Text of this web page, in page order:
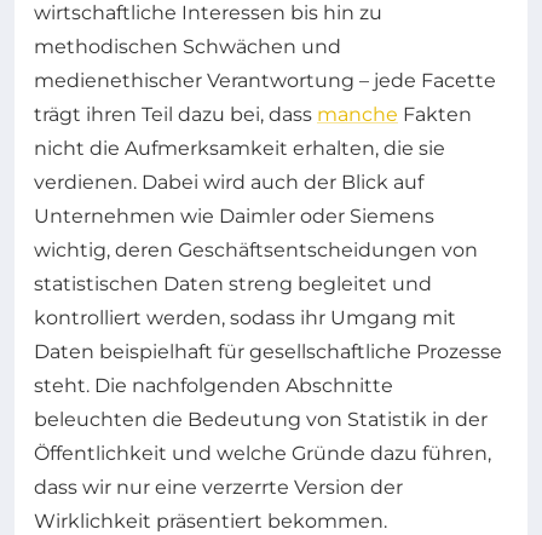
wirtschaftliche Interessen bis hin zu
methodischen Schwächen und
medienethischer Verantwortung – jede Facette
trägt ihren Teil dazu bei, dass manche Fakten
nicht die Aufmerksamkeit erhalten, die sie
verdienen. Dabei wird auch der Blick auf
Unternehmen wie Daimler oder Siemens
wichtig, deren Geschäftsentscheidungen von
statistischen Daten streng begleitet und
kontrolliert werden, sodass ihr Umgang mit
Daten beispielhaft für gesellschaftliche Prozesse
steht. Die nachfolgenden Abschnitte
beleuchten die Bedeutung von Statistik in der
Öffentlichkeit und welche Gründe dazu führen,
dass wir nur eine verzerrte Version der
Wirklichkeit präsentiert bekommen.